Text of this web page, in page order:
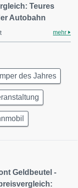
Teures
Autobahn
mehr
des Jahres
Geldbeutel -